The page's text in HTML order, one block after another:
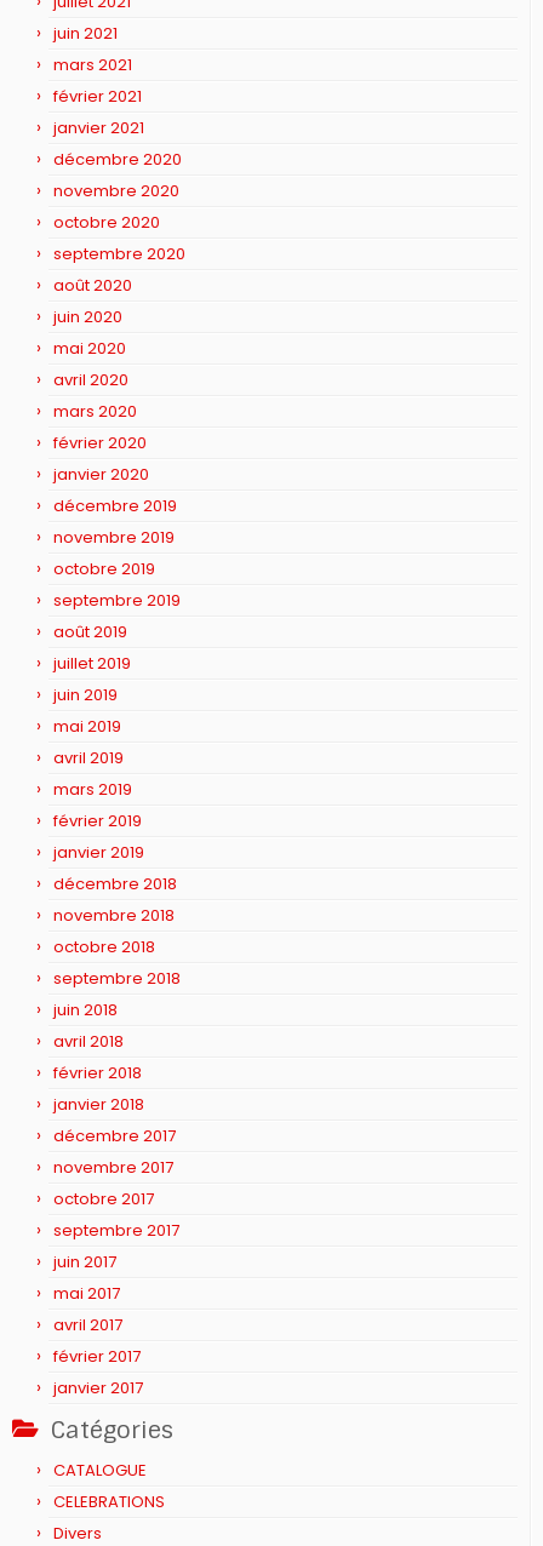
juin 2021
mars 2021
février 2021
janvier 2021
décembre 2020
novembre 2020
octobre 2020
septembre 2020
août 2020
juin 2020
mai 2020
avril 2020
mars 2020
février 2020
janvier 2020
décembre 2019
novembre 2019
octobre 2019
septembre 2019
août 2019
juillet 2019
juin 2019
mai 2019
avril 2019
mars 2019
février 2019
janvier 2019
décembre 2018
novembre 2018
octobre 2018
septembre 2018
juin 2018
avril 2018
février 2018
janvier 2018
décembre 2017
novembre 2017
octobre 2017
septembre 2017
juin 2017
mai 2017
avril 2017
février 2017
janvier 2017
Catégories
CATALOGUE
CELEBRATIONS
Divers